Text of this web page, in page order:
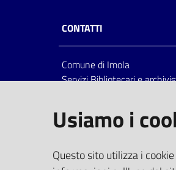
CONTATTI
Comune di Imola
Servizi Bibliotecari e
Italia
centralino: tel
bim@comune.imola.bo.it
PEC
Usiamo i
Questo sito utilizza i